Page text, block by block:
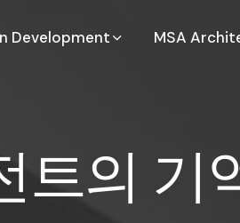
Development MSA
트의 기
트의 기